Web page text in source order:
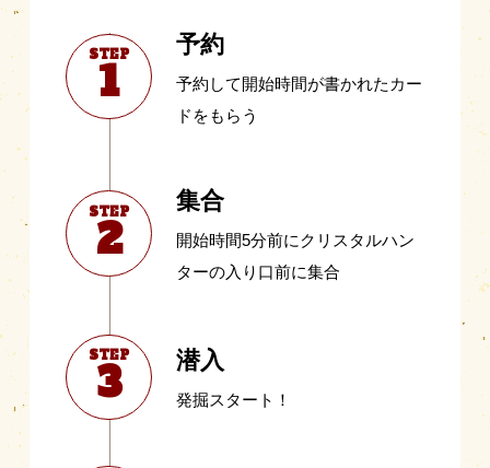
STEP
1
予約
予約して開始時間が書かれたカー
ドをもらう
STEP
2
集合
開始時間5分前にクリスタルハン
ターの入り口前に集合
STEP
3 潜入
発掘スタート！